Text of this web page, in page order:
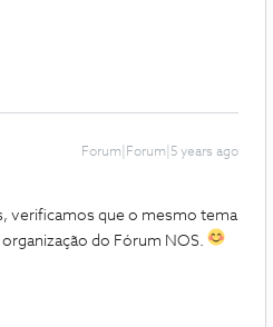
Forum|Forum|5 years ago
verificamos que o mesmo tema
do Fórum NOS.